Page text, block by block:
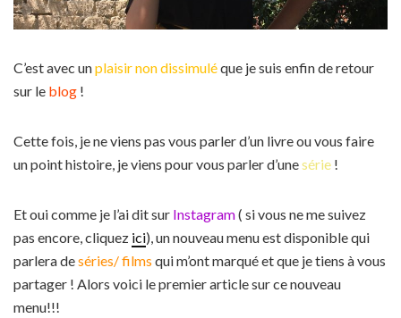
C’est avec unplaisir non dissimuléque je suis enfin de retour
sur le blog !
Cette fois, je ne viens pas vous parler d’un livre ou vous faire
un point histoire, je viens pour vous parler d’unesérie !
Et oui comme je l’ai dit sur Instagram( si vous ne me suivez
pas encore, cliquez ici), un nouveau menu est disponible qui
parlera deséries/ films qui m’ont marqué et que je tiens à vous
partager ! Alors voici le premier article sur ce nouveau
menu!!!